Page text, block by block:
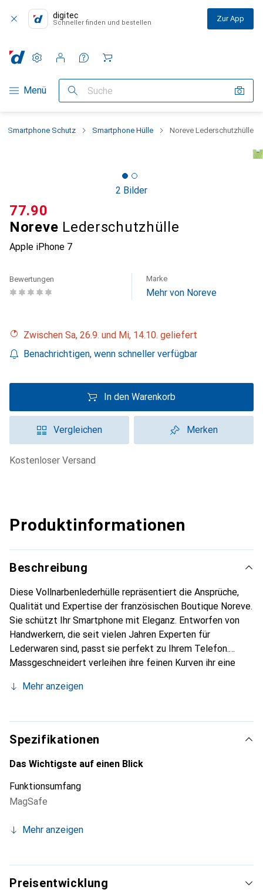
digitec
Schneller finden und bestellen Zur App
Navigation nach Kategorien
Menü Suche
Einstellungen
Kundenkonto
Vergleichslisten
Merklisten
Warenkorb
Smartphone Schutz Smartphone Hülle Noreve Lederschutzhülle
2 Bilder
Noreve Lederschutzhülle
Apple iPhone 7
CHF
77.90
Bewertungen Marke
Mehr von Noreve
Zwischen Sa, 26.9. und Mi, 14.10. geliefert
Benachrichtigen, wenn schneller verfügbar
In den Warenkorb
Vergleichen Merken
kostenloser Versand
Produktinformationen
Beschreibung
Diese Vollnarbenlederhülle repräsentiert die Ansprüche,
Qualität und Expertise der französischen Boutique Noreve.
Sie schützt Ihr Smartphone mit Eleganz. Entworfen von
Handwerkern, die seit vielen Jahren Experten für
Lederwaren sind, passt sie perfekt zu Ihrem Telefon.
Massgeschneidert verleihen ihre feinen Kurven ihr eine
unverzichtbaren Accessoire für Ihr Smartphone.
die Marke Noreve eine sichere Wahl für eine
anspruchsvolle Kundschaft.
Mehr anzeigen
Spezifikationen
Das Wichtigste auf einen Blick
Funktionsumfang
MagSafe
Mehr anzeigen
Preisentwicklung